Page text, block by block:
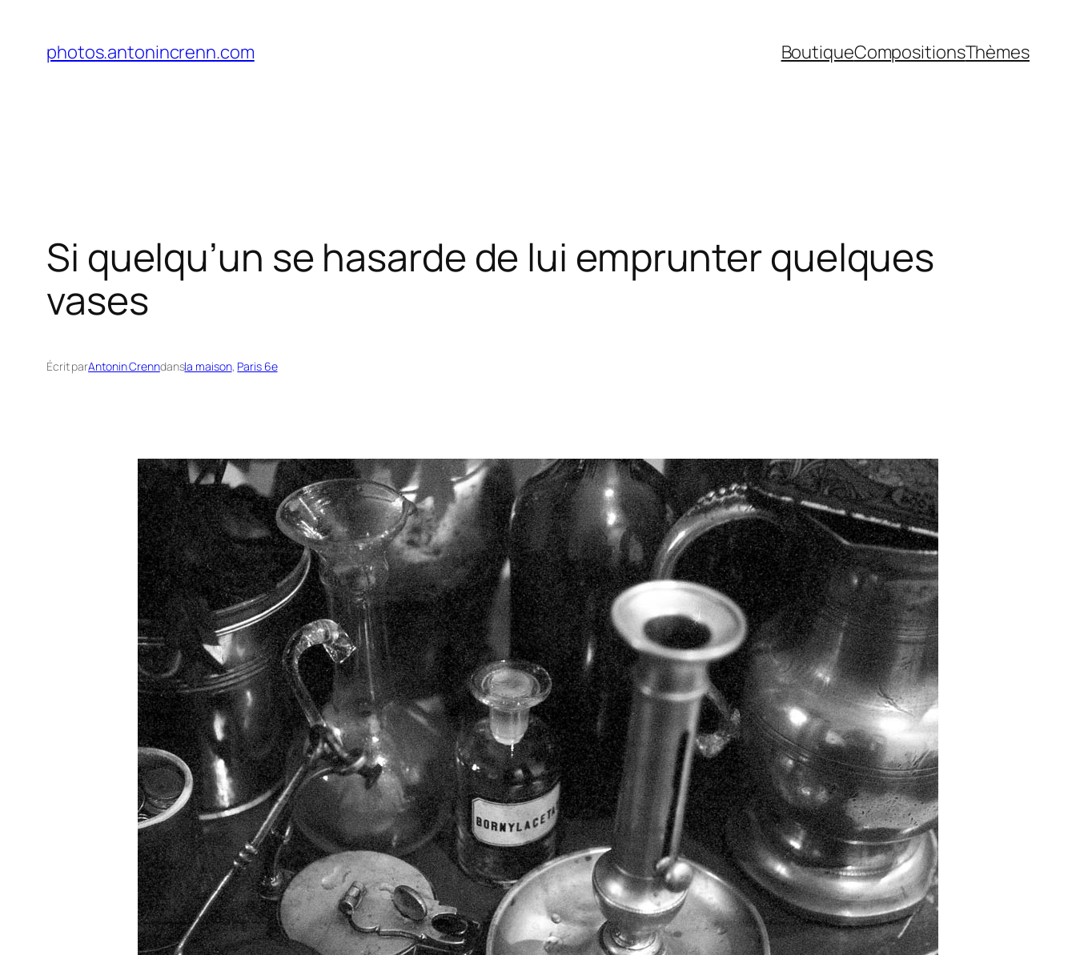
contenu
photos.antonincrenn.com BoutiqueCompositionsThèmes
Si quelqu’un se hasarde de lui emprunter quelques
vases
Écrit parAntonin Crenndansla maison, Paris 6e